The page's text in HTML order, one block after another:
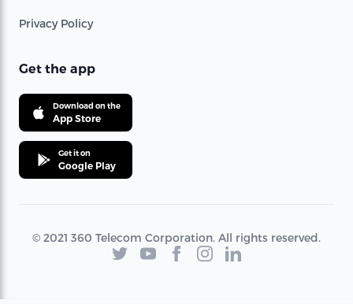
Privacy Policy
Get the app
Download on the
App Store
Get it on
Google Play
© 2021 360 Telecom Corporation. All rights reserved.